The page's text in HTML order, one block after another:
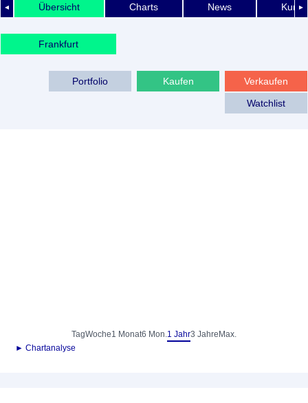
◄ ►
Übersicht Charts News
Frankfurt
Verkaufen
Kaufen
Portfolio
Watchlist
TagWoche1 Monat6 Mon.1 Jahr3 Jahre Max.
► Chartanalyse